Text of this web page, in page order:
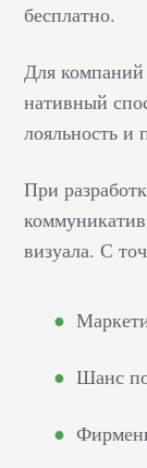
бесплатно.
Для
нативный
лояльность и
При
визуала. С
Шанс